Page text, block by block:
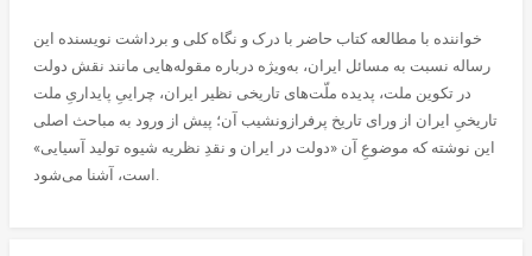
خواننده با مطالعه کتاب حاضر با درک و نگاه کلی و برداشت نویسنده این
رساله نسبت به مسائل ایران، به‌ویژه درباره مقوله‌هایی مانند نقش دولت
در تکوین ملت، پدیده ملّت‌های تاریخی نظیر ایران، چراییِ پایداریِ ملت
تاریخیِ ایران از ورای تاریخ پرفرازونشیب آن؛ پیش از ورود به مباحث اصلی
این نوشته که موضوعِ آن «دولت در ایران و نقدِ نظریه شیوه تولید آسیایی»
است، آشنا می‌شود.